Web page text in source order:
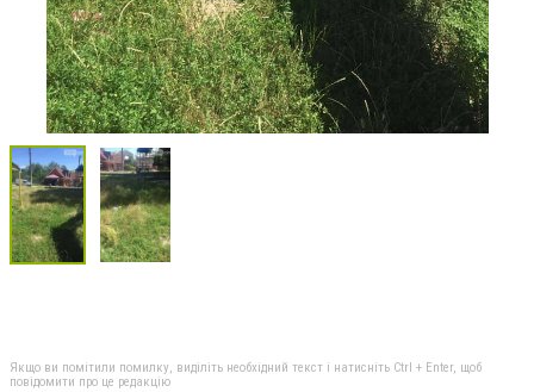
Якщо ви помітили помилку, виділіть необхідний текст і натисніть Ctrl + Enter, щоб
повідомити про це редакцію